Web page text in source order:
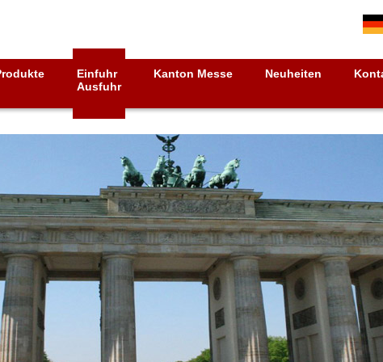
Einfuhr
Ausfuhr
Kanton Messe Neuheiten